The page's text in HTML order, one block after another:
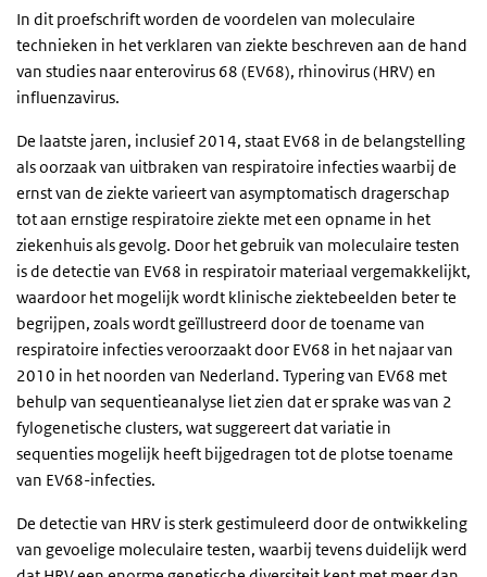
In dit proefschrift worden de voordelen van moleculaire
technieken in het verklaren van ziekte beschreven aan de hand
van studies naar enterovirus 68 (EV68), rhinovirus (HRV) en
influenzavirus.
De laatste jaren, inclusief 2014, staat EV68 in de belangstelling
als oorzaak van uitbraken van respiratoire infecties waarbij de
ernst van de ziekte varieert van asymptomatisch dragerschap
tot aan ernstige respiratoire ziekte met een opname in het
ziekenhuis als gevolg. Door het gebruik van moleculaire testen
is de detectie van EV68 in respiratoir materiaal vergemakkelijkt,
waardoor het mogelijk wordt klinische ziektebeelden beter te
begrijpen, zoals wordt geïllustreerd door de toename van
respiratoire infecties veroorzaakt door EV68 in het najaar van
2010 in het noorden van Nederland. Typering van EV68 met
behulp van sequentieanalyse liet zien dat er sprake was van 2
fylogenetische clusters, wat suggereert dat variatie in
sequenties mogelijk heeft bijgedragen tot de plotse toename
van EV68-infecties.
De detectie van HRV is sterk gestimuleerd door de ontwikkeling
van gevoelige moleculaire testen, waarbij tevens duidelijk werd